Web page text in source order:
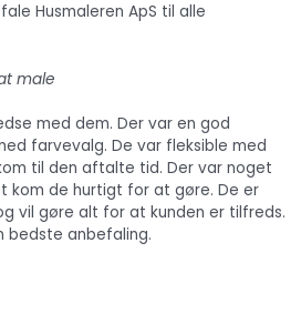
Husmaleren ApS til alle
male
med dem. Der var en god
farvevalg. De var fleksible med
til den aftalte tid. Der var noget
kom de hurtigt for at gøre. De er
vil gøre alt for at kunden er tilfreds.
bedste anbefaling.